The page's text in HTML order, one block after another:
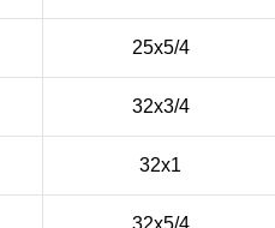
25х5/4
32х3/4
32х1
32х5/4